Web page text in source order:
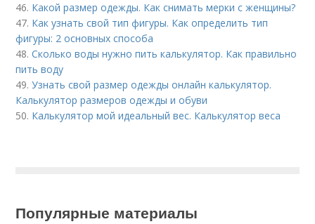
46. Какой размер одежды. Как снимать мерки с женщины?
47. Как узнать свой тип фигуры. Как определить тип
фигуры: 2 основных способа
48.Сколько воды нужно пить калькулятор. Как правильно
пить воду
49.Узнать свой размер одежды онлайн калькулятор.
Калькулятор размеров одежды и обуви
50. Калькулятор мой идеальный вес. Калькулятор веса
Популярные материалы